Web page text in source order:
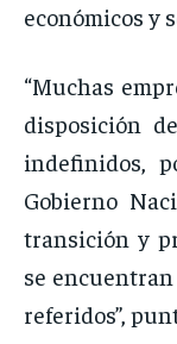
económicos y
“Muchas
disposición
indefinidos,
Gobierno
transición y
se
referidos”,